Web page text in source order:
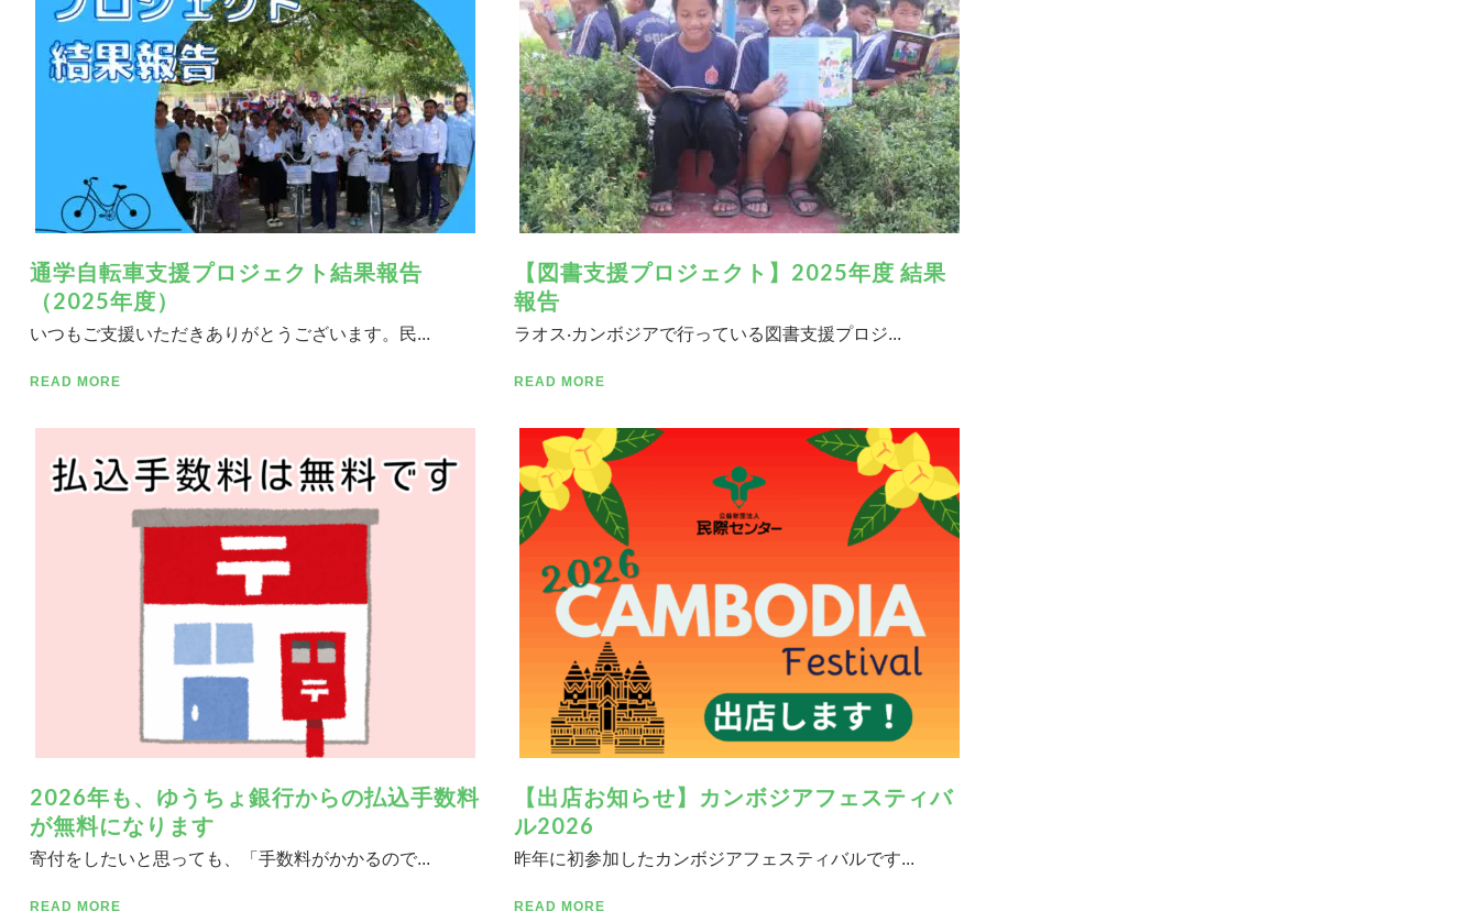
通学自転車支援プロジェクト結果報告
（2025年度）
いつもご支援いただきありがとうございます。民...
READ MORE
【図書⽀援プロジェクト】2025年度 結果
報告
ラオス‧カンボジアで⾏っている図書⽀援プロジ...
READ MORE
2026年も、ゆうちょ銀行からの払込手数料
が無料になります
寄付をしたいと思っても、「手数料がかかるので...
READ MORE
【出店お知らせ】カンボジアフェスティバ
ル2026
昨年に初参加したカンボジアフェスティバルです...
READ MORE